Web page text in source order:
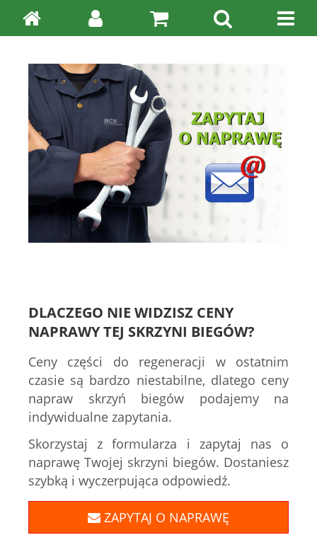
DLACZEGO NIE WIDZISZ CENY
NAPRAWY TEJ SKRZYNI BIEGÓW?
Ceny części do regeneracji w ostatnim
czasie są bardzo niestabilne, dlatego ceny
napraw skrzyń biegów podajemy na
indywidualne zapytania.
Skorzystaj z formularza i zapytaj nas o
naprawę Twojej skrzyni biegów. Dostaniesz
szybką i wyczerpująca odpowiedź.
ZAPYTAJ O NAPRAWĘ